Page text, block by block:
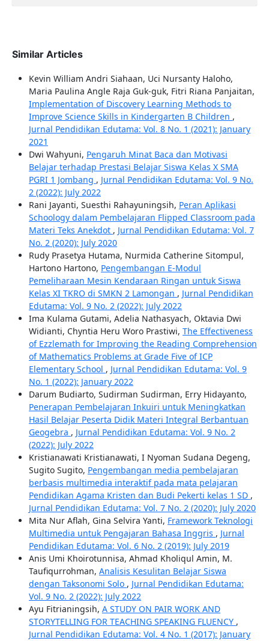
Similar Articles
Kevin William Andri Siahaan, Uci Nursanty Haloho,
Maria Paulina Angle Raja Guk-guk, Fitri Riana Panjaitan,
Implementation of Discovery Learning Methods to
Improve Science Skills in Kindergarten B Children ,
Jurnal Pendidikan Edutama: Vol. 8 No. 1 (2021): January
2021
Dwi Wahyuni, Pengaruh Minat Baca dan Motivasi
Belajar terhadap Prestasi Belajar Siswa Kelas X SMA
PGRI 1 Jombang , Jurnal Pendidikan Edutama: Vol. 9 No.
2 (2022): July 2022
Rani Jayanti, Suesthi Rahayuningsih, Peran Aplikasi
Schoology dalam Pembelajaran Flipped Classroom pada
Materi Teks Anekdot , Jurnal Pendidikan Edutama: Vol. 7
No. 2 (2020): July 2020
Rudy Prasetya Hutama, Nurmida Catherine Sitompul,
Hartono Hartono, Pengembangan E-Modul
Pemeliharaan Mesin Kendaraan Ringan untuk Siswa
Kelas XI TKRO di SMKN 2 Lamongan , Jurnal Pendidikan
Edutama: Vol. 9 No. 2 (2022): July 2022
Ima Kulama Gutami, Adelia Nathasyach, Oktavia Dwi
Widianti, Chyntia Heru Woro Prastiwi, The Effectiveness
of Ezzlemath for Improving the Reading Comprehension
of Mathematics Problems at Grade Five of ICP
Elementary School , Jurnal Pendidikan Edutama: Vol. 9
No. 1 (2022): January 2022
Darum Budiarto, Sudirman Sudirman, Erry Hidayanto,
Penerapan Pembelajaran Inkuiri untuk Meningkatkan
Hasil Belajar Peserta Didik Materi Integral Berbantuan
Geogebra , Jurnal Pendidikan Edutama: Vol. 9 No. 2
(2022): July 2022
Kristianawati Kristianawati, I Nyoman Sudana Degeng,
Sugito Sugito, Pengembangan media pembelajaran
berbasis multimedia interaktif pada mata pelajaran
Pendidikan Agama Kristen dan Budi Pekerti kelas 1 SD ,
Jurnal Pendidikan Edutama: Vol. 7 No. 2 (2020): July 2020
Mita Nur Aflah, Gina Selvira Yanti, Framework Teknologi
Multimedia untuk Pengajaran Bahasa Inggris , Jurnal
Pendidikan Edutama: Vol. 6 No. 2 (2019): July 2019
Anis Umi Khoirotunnisa, Ahmad Kholiqul Amin, M.
Taufiqurrohman, Analisis Kesulitan Belajar Siswa
dengan Taksonomi Solo , Jurnal Pendidikan Edutama:
Vol. 9 No. 2 (2022): July 2022
Ayu Fitrianingsih, A STUDY ON PAIR WORK AND
STORYTELLING FOR TEACHING SPEAKING FLUENCY ,
Jurnal Pendidikan Edutama: Vol. 4 No. 1 (2017): January